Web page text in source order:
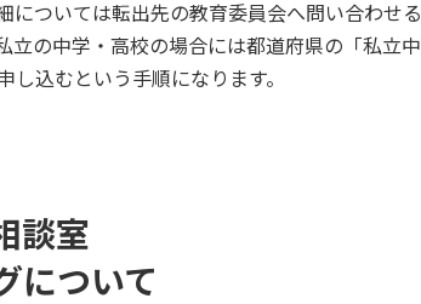
については転出先の教育委員会へ問い合わせる
立の中学・高校の場合には都道府県の「私立中
込むという手順になります。
談室
について